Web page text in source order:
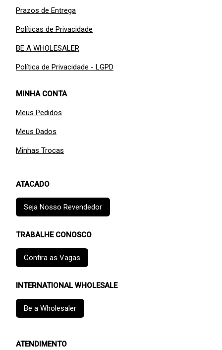
Prazos de Entrega
Políticas de Privacidade
BE A WHOLESALER
Política de Privacidade - LGPD
MINHA CONTA
Meus Pedidos
Meus Dados
Minhas Trocas
ATACADO
Seja Nosso Revendedor
TRABALHE CONOSCO
Confira as Vagas
INTERNATIONAL WHOLESALE
Be a Wholesaler
ATENDIMENTO